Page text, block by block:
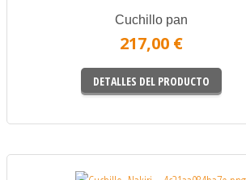
Cuchillo pan
217,00 €
DETALLES DEL PRODUCTO